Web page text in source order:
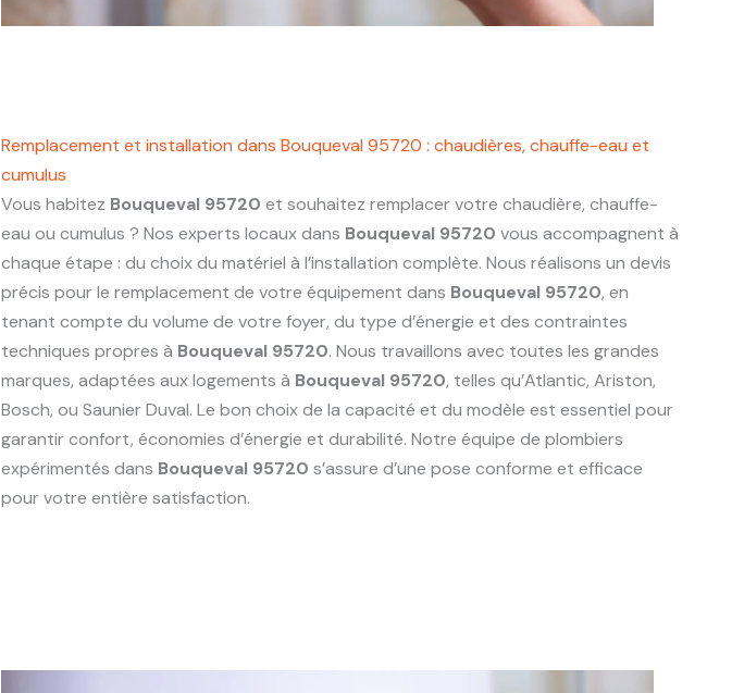
Remplacement et installation dans Bouqueval 95720 : chaudières, chauffe-eau et
cumulus
Vous habitez Bouqueval 95720 et souhaitez remplacer votre chaudière, chauffe-
eau ou cumulus ? Nos experts locaux dans Bouqueval 95720 vous accompagnent à
chaque étape : du choix du matériel à l’installation complète. Nous réalisons un devis
précis pour le remplacement de votre équipement dans Bouqueval 95720, en
tenant compte du volume de votre foyer, du type d’énergie et des contraintes
techniques propres à Bouqueval 95720. Nous travaillons avec toutes les grandes
marques, adaptées aux logements à Bouqueval 95720, telles qu’Atlantic, Ariston,
Bosch, ou Saunier Duval. Le bon choix de la capacité et du modèle est essentiel pour
garantir confort, économies d’énergie et durabilité. Notre équipe de plombiers
expérimentés dans Bouqueval 95720 s’assure d’une pose conforme et efficace
pour votre entière satisfaction.